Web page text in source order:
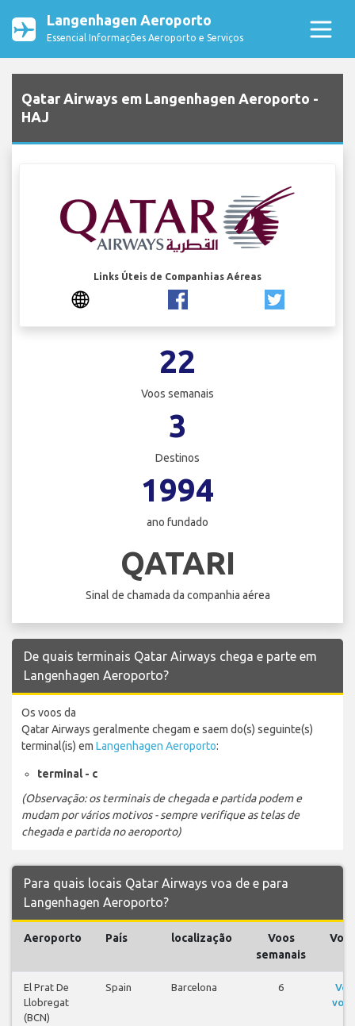
Langenhagen Aeroporto
Essencial Informações Aeroporto e Serviços
Qatar Airways em Langenhagen Aeroporto -
HAJ
Links Úteis de Companhias Aéreas
22
Voos semanais
3
Destinos
1994
ano fundado
QATARI
Sinal de chamada da companhia aérea
De quais terminais Qatar Airways chega e parte em
Langenhagen Aeroporto?
Os voos da
Qatar Airways geralmente chegam e saem do(s) seguinte(s)
terminal(is) em Langenhagen Aeroporto:
terminal - c
(Observação: os terminais de chegada e partida podem e
mudam por vários motivos - sempre verifique as telas de
chegada e partida no aeroporto)
Para quais locais Qatar Airways voa de e para
Langenhagen Aeroporto?
Aeroporto País localização
Voos
semanais
El Prat De
Llobregat
(BCN)
Spain Barcelona 6
Ver
voos